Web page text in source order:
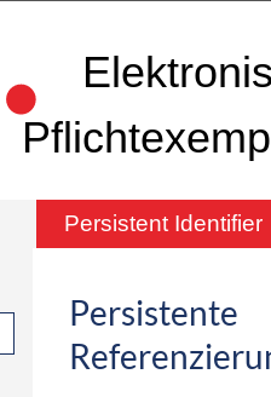
Persistent Identifier
Persistente